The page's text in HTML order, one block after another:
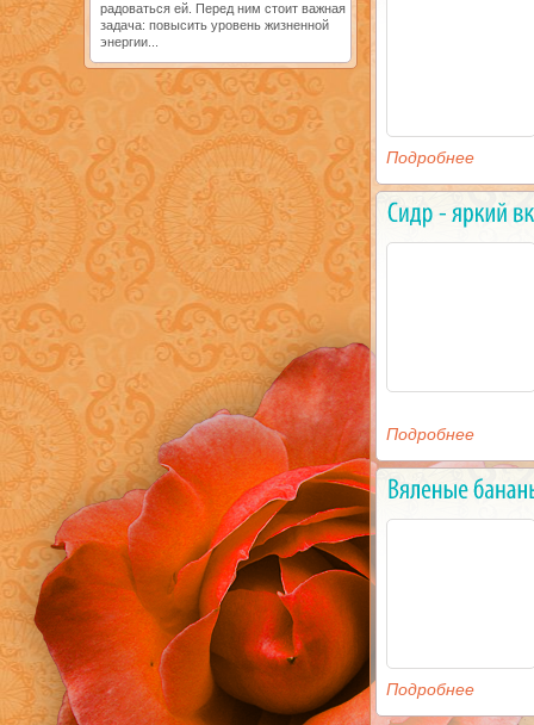
радоваться ей. Перед ним стоит важная
задача: повысить уровень жизненной
энергии...
Подробнее
Подробнее
Подробнее